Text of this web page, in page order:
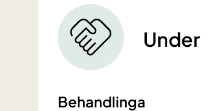
Under
Behandlinga